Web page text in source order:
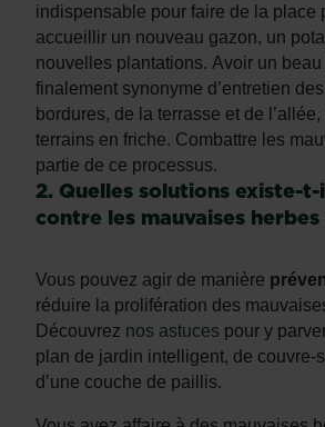
indispensable pour faire de la place
accueillir un nouveau gazon, un
nouvelles plantations. Avoir un
finalement synonyme d’entretien
bordures, de la terrasse et de
terrains en friche. Combattre les
partie de ce processus.
2. Quelles solutions existe-
contre les mauvaises herbes
Vous pouvez agir de manière
réduire la prolifération des
Découvrez nos astuces pour y
plan de jardin intelligent, de couvre-
d’une couche de paillis.